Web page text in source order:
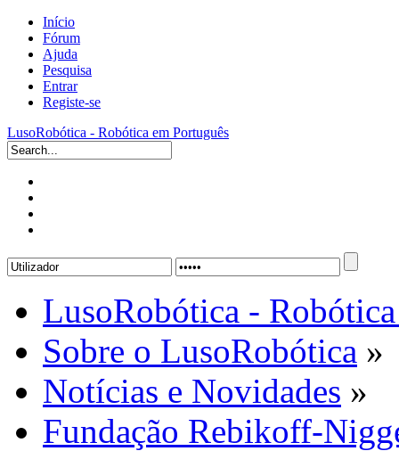
Início
Fórum
Ajuda
Pesquisa
Entrar
Registe-se
LusoRobótica - Robótica em Português
LusoRobótica -
Sobre o LusoRobótica »
Notícias e Novidades »
Fundação Rebikoff-